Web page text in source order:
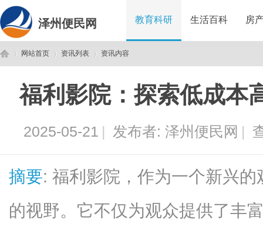
泽州便民网 教育科研 生活百科 房
网站首页
›
资讯列表
›
资讯内容
福利影院：探索低成本
2025-05-21 | 发布者: 泽州便民网 |
摘要: 福利影院，作为一个新兴
的视野。它不仅为观众提供了丰